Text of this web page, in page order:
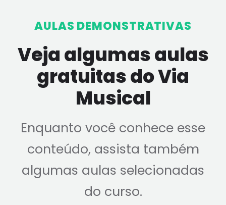
AULAS DEMONSTRATIVAS
Veja algumas aulas
gratuitas do Via
Musical
Enquanto você conhece esse
conteúdo, assista também
algumas aulas selecionadas
do curso.